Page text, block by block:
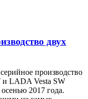
двух
производство
и LADA Vesta SW
2017 года.